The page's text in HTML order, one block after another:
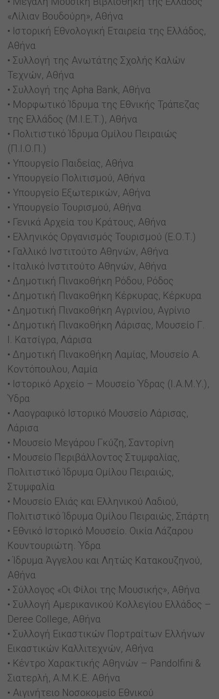
«Λίλιαν Βουδούρη», Αθήνα
• Ιστορική Εθνολογική Εταιρεία της Ελλάδος,
Αθήνα
• Συλλογή της Ανωτάτης Σχολής Καλών
Τεχνών, Αθήνα
• Συλλογή της Apha Bank, Αθήνα
• Μορφωτικό Ίδρυμα της Εθνικής Τράπεζας
της Ελλάδος (Μ.Ι.Ε.Τ.), Αθήνα
• Πολιτιστικό Ίδρυμα Ομίλου Πειραιώς
(Π.Ι.Ο.Π.)
• Υπουργείο Παιδείας, Αθήνα
• Υπουργείο Πολιτισμού, Αθήνα
• Υπουργείο Εξωτερικών, Αθήνα
• Υπουργείο Τουρισμού, Αθήνα
• Γενικά Αρχεία του Κράτους, Αθήνα
• Ελληνικός Οργανισμός Τουρισμού (Ε.Ο.Τ.)
• Γαλλικό Ινστιτούτο Αθηνών, Αθήνα
• Ιταλικό Ινστιτούτο Αθηνών, Αθήνα
• Δημοτική Πινακοθήκη Ρόδου, Ρόδος
• Δημοτική Πινακοθήκη Κέρκυρας, Κέρκυρα
• Δημοτική Πινακοθήκη Αγρινίου, Αγρίνιο
• Δημοτική Πινακοθήκη Λάρισας, Μουσείο Γ.
Ι. Κατσίγρα, Λάρισα
• Δημοτική Πινακοθήκη Λαμίας, Μουσείο Α.
Κοντόπουλου, Λαμία
• Ιστορικό Αρχείο – Μουσείο Ύδρας (Ι.Α.Μ.Υ.),
Ύδρα
• Λαογραφικό Ιστορικό Μουσείο Λάρισας,
Λάρισα
• Μουσείο Μεγάρου Γκύζη, Σαντορίνη
• Μουσείο Περιβάλλοντος Στυμφαλίας,
Πολιτιστικό Ίδρυμα Ομίλου Πειραιώς,
Στυμφαλία
• Μουσείο Ελιάς και Ελληνικού Λαδιού,
Πολιτιστικό Ίδρυμα Ομίλου Πειραιώς, Σπάρτη
• Εθνικό Ιστορικό Μουσείο. Οικία Λάζαρου
Κουντουριώτη. Ύδρα
• Ίδρυμα Άγγελου και Λητώς Κατακουζηνού,
Αθήνα
• Σύλλογος «Οι Φίλοι της Μουσικής», Αθήνα
• Συλλογή Αμερικανικού Κολλεγίου Ελλάδος –
Deree College, Αθήνα
• Συλλογή Εικαστικών Πορτραίτων Ελλήνων
Εικαστικών Καλλιτεχνών, Αθήνα
• Κέντρο Χαρακτικής Αθηνών – Pandolfini &
Σιατερλή, Α.Μ.Κ.Ε. Αθήνα
• Αιγινήτειο Νοσοκομείο Εθνικού